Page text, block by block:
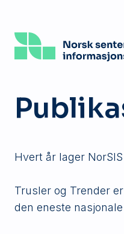
hovedinnhold
Hvert år lager
Trusler og Trender
den eneste